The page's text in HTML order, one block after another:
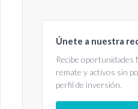
Únete a nuestra
Recibe oportunidades
remate y activos sin
perfil de inversión.